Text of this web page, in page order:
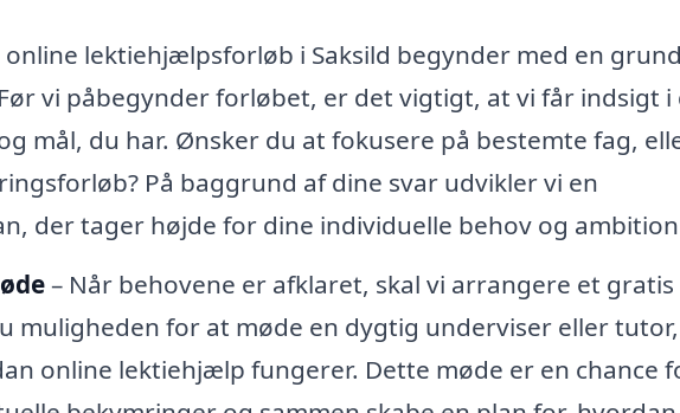
lektiehjælpsforløb i Saksild begynder med en
vi påbegynder forløbet, er det vigtigt, at vi får indsigt i
mål, du har. Ønsker du at fokusere på bestemte fag,
På baggrund af dine svar udvikler vi en
der tager højde for dine individuelle behov og
– Når behovene er afklaret, skal vi arrangere et gratis
muligheden for at møde en dygtig underviser eller
online lektiehjælp fungerer. Dette møde er en chance